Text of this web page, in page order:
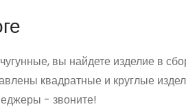
вы найдете изделие в
квадратные и круглые
- звоните!